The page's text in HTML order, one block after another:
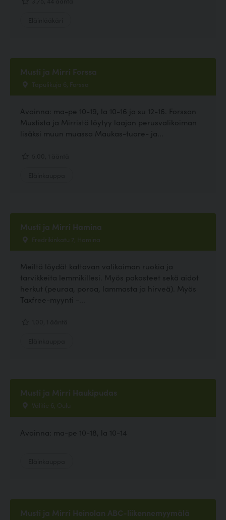
Musti ja Mirri Forssa
Tapulikuja 6, Forssa
Avoinna: ma-pe 10-19, la 10-16 ja su 12-16. Forssan
Mustista ja Mirristä löytyy laajan perusvalikoiman
lisäksi muun muassa Maukas-tuore- ja...
Musti ja Mirri Hamina
Fredrikinkatu 7, Hamina
Meiltä löydät kattavan valikoiman ruokia ja
tarvikkeita lemmikillesi. Myös pakasteet sekä aidot
herkut (peuraa, poroa, lammasta ja hirveä). Myös
Taxfree-myynti -...
Musti ja Mirri Haukipudas
Välitie 6, Oulu
Avoinna: ma-pe 10-18, la 10-14
Musti ja Mirri Heinolan ABC-liikennemyymälä